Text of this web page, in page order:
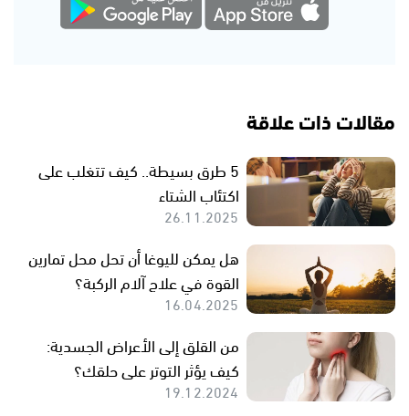
مقالات ذات علاقة
5 طرق بسيطة.. كيف تتغلب على
اكتئاب الشتاء
26.11.2025
هل يمكن لليوغا أن تحل محل تمارين
القوة في علاج آلام الركبة؟
16.04.2025
من القلق إلى الأعراض الجسدية:
كيف يؤثر التوتر على حلقك؟
19.12.2024